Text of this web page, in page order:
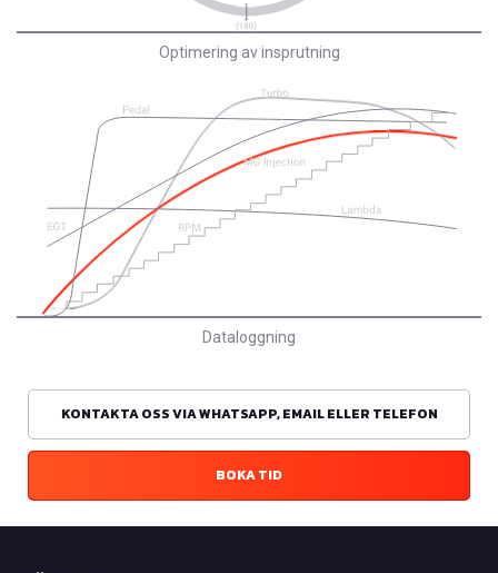
Optimering av insprutning
Dataloggning
KONTAKTA OSS VIA WHATSAPP, EMAIL ELLER TELEFON
BOKA TID